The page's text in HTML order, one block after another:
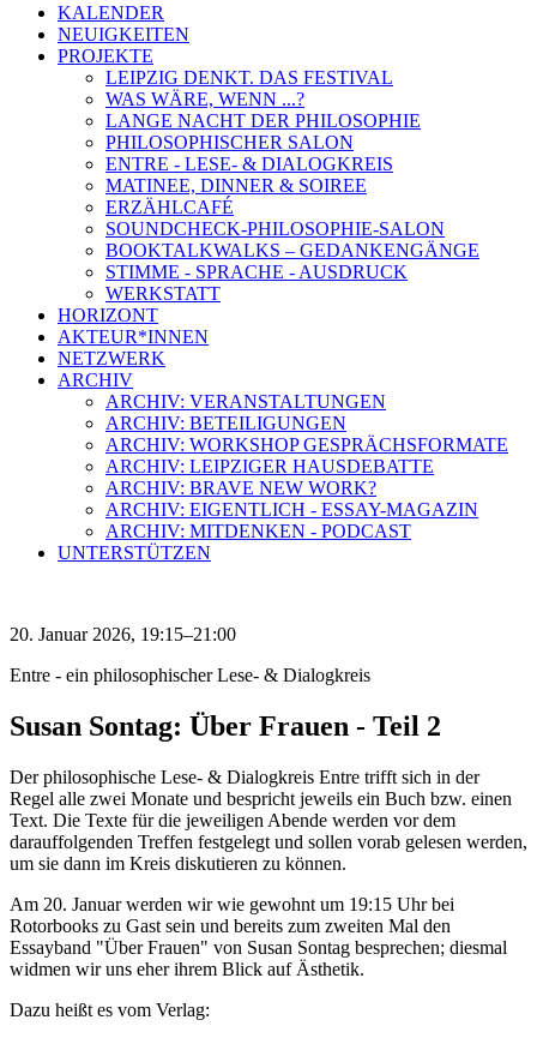
KALENDER
NEUIGKEITEN
PROJEKTE
LEIPZIG DENKT. DAS FESTIVAL
WAS WÄRE, WENN ...?
LANGE NACHT DER PHILOSOPHIE
PHILOSOPHISCHER SALON
ENTRE - LESE- & DIALOGKREIS
MATINEE, DINNER & SOIREE
ERZÄHLCAFÉ
SOUNDCHECK-PHILOSOPHIE-SALON
BOOKTALKWALKS – GEDANKENGÄNGE
STIMME - SPRACHE - AUSDRUCK
WERKSTATT
HORIZONT
AKTEUR*INNEN
NETZWERK
ARCHIV
ARCHIV: VERANSTALTUNGEN
ARCHIV: BETEILIGUNGEN
ARCHIV: WORKSHOP GESPRÄCHSFORMATE
ARCHIV: LEIPZIGER HAUSDEBATTE
ARCHIV: BRAVE NEW WORK?
ARCHIV: EIGENTLICH - ESSAY-MAGAZIN
ARCHIV: MITDENKEN - PODCAST
UNTERSTÜTZEN
20. Januar 2026, 19:15–21:00
Entre - ein philosophischer Lese- & Dialogkreis
Susan Sontag: Über Frauen - Teil 2
Der philosophische Lese- & Dialogkreis Entre trifft sich in der
Regel alle zwei Monate und bespricht jeweils ein Buch bzw. einen
Text. Die Texte für die jeweiligen Abende werden vor dem
darauffolgenden Treffen festgelegt und sollen vorab gelesen werden,
um sie dann im Kreis diskutieren zu können.
Am 20. Januar werden wir wie gewohnt um 19:15 Uhr bei
Rotorbooks zu Gast sein und bereits zum zweiten Mal den
Essayband "Über Frauen" von Susan Sontag besprechen; diesmal
widmen wir uns eher ihrem Blick auf Ästhetik.
Dazu heißt es vom Verlag: